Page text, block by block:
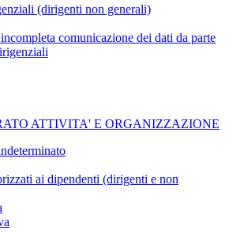
(dirigenti non generali)
comunicazione dei dati da parte
ATTIVITA' E ORGANIZZAZIONE
ai dipendenti (dirigenti e non